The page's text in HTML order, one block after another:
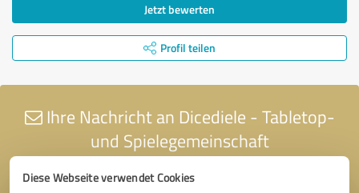
Diese Webseite verwendet Cookies
Jetzt bewerten
Profil teilen
Ihre Nachricht an Dicediele - Tabletop-
und Spielegemeinschaft